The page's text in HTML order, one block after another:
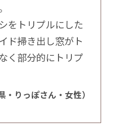
をトリプルにした
ド掃き出し窓がト
く部分的にトリプ
・りっぽさん・女性）